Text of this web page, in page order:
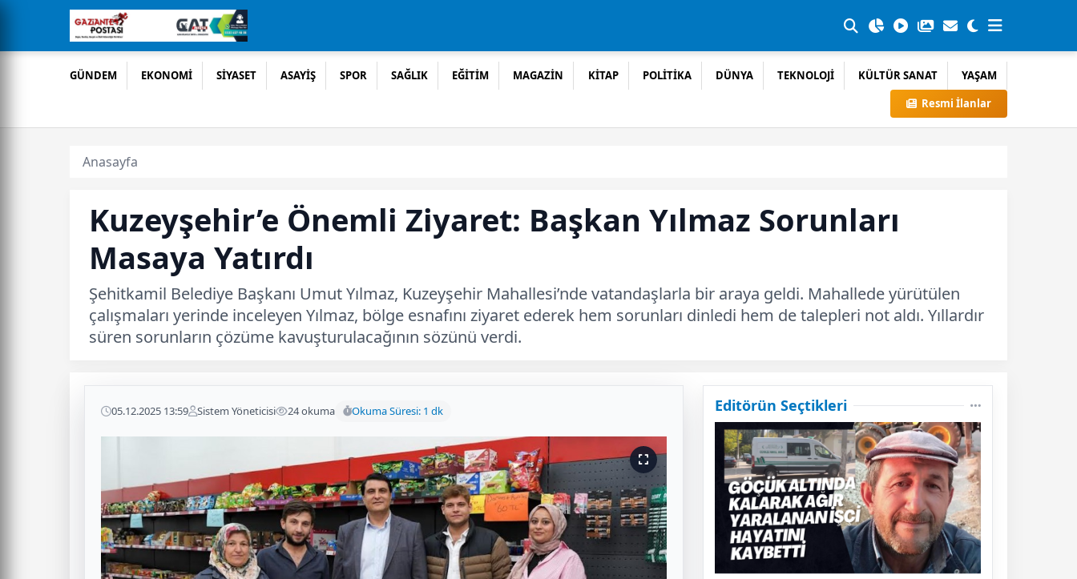
GÜNDEM EKONOMİ SİYASET ASAYİŞ SPOR SAĞLIK EĞİTİM MAGAZİN KİTAP POLİTİKA DÜNYA TEKNOLOJİ KÜLTÜR SANAT
YAŞAM
Resmi İlanlar
Anasayfa
Kuzeyşehir’e Önemli Ziyaret: Başkan Yılmaz Sorunları
Masaya Yatırdı
Şehitkamil Belediye Başkanı Umut Yılmaz, Kuzeyşehir Mahallesi’nde vatandaşlarla bir araya geldi. Mahallede yürütülen
çalışmaları yerinde inceleyen Yılmaz, bölge esnafını ziyaret ederek hem sorunları dinledi hem de talepleri not aldı. Yıllardır
süren sorunların çözüme kavuşturulacağının sözünü verdi.
05.12.2025 13:59 Sistem Yöneticisi 24 okuma Okuma Süresi: 1 dk Editörün Seçtikleri